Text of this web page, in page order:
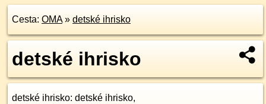
Cesta: OMA» detské ihrisko
detské ihrisko
detské ihrisko: detské ihrisko,